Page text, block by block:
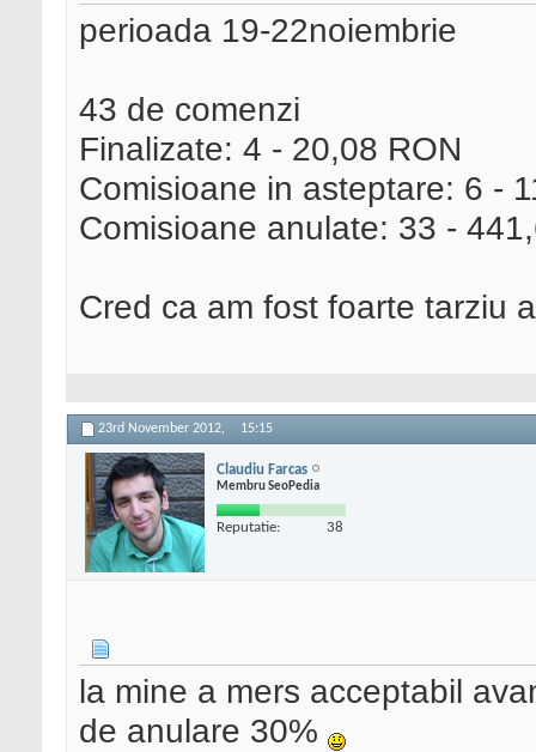
perioada 19-22noiembrie
43 de comenzi
Finalizate: 4 - 20,08 RON
Comisioane in asteptare: 6 -
Comisioane anulate: 33 -
Cred ca am fost foarte tarziu
23rd November 2012, 15:15
Claudiu Farcas
Membru SeoPedia
Reputatie: 38
la mine a mers acceptabil
de anulare 30%